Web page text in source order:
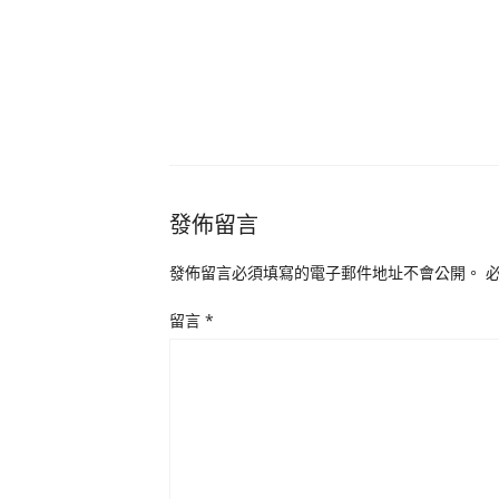
發佈留言
發佈留言必須填寫的電子郵件地址不會公開。
留言 *